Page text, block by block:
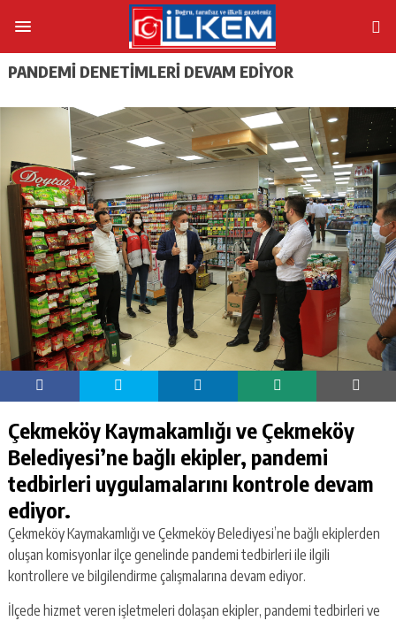
PANDEMİ DENETİMLERİ DEVAM EDİYOR
Çekmeköy Kaymakamlığı ve Çekmeköy
Belediyesi’ne bağlı ekipler, pandemi
tedbirleri uygulamalarını kontrole devam
ediyor.
Çekmeköy Kaymakamlığı ve Çekmeköy Belediyesi’ne bağlı ekiplerden
oluşan komisyonlar ilçe genelinde pandemi tedbirleri ile ilgili
kontrollere ve bilgilendirme çalışmalarına devam ediyor.
İlçede hizmet veren işletmeleri dolaşan ekipler, pandemi tedbirleri ve